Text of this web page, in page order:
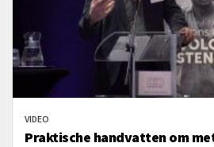
VIDEO
Praktische handvatten om